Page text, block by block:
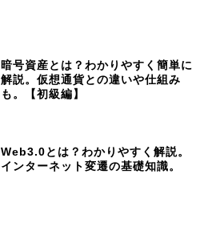
暗号資産とは？わかりやすく簡単に
解説。仮想通貨との違いや仕組み
も。【初級編】
Web3.0とは？わかりやすく解説。
インターネット変遷の基礎知識。